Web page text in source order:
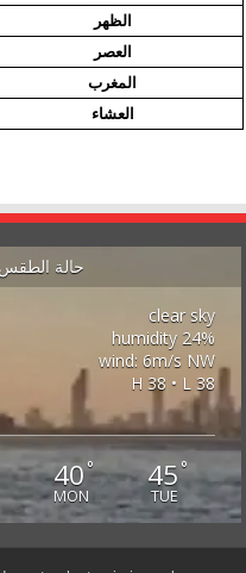
الظهر
العصر
المغرب
العشاء
حالة
clear sky
24% humidity
wind: 6m/s NW
H 38 • L 38
40°
MON
45°
TUE